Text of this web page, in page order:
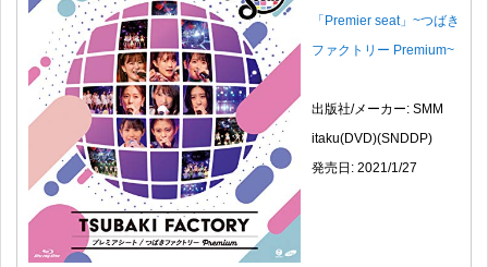
「Premier seat」~つばき
ファクトリー Premium~
出版社/メーカー: SMM
itaku(DVD)(SNDDP)
発売日: 2021/1/27